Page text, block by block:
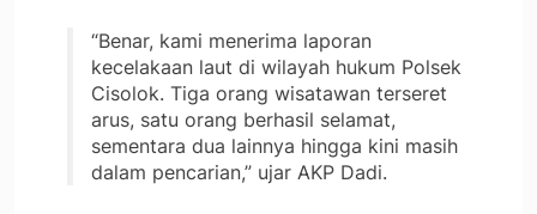
“Benar, kami menerima laporan
kecelakaan laut di wilayah hukum Polsek
Cisolok. Tiga orang wisatawan terseret
arus, satu orang berhasil selamat,
sementara dua lainnya hingga kini masih
dalam pencarian,” ujar AKP Dadi.